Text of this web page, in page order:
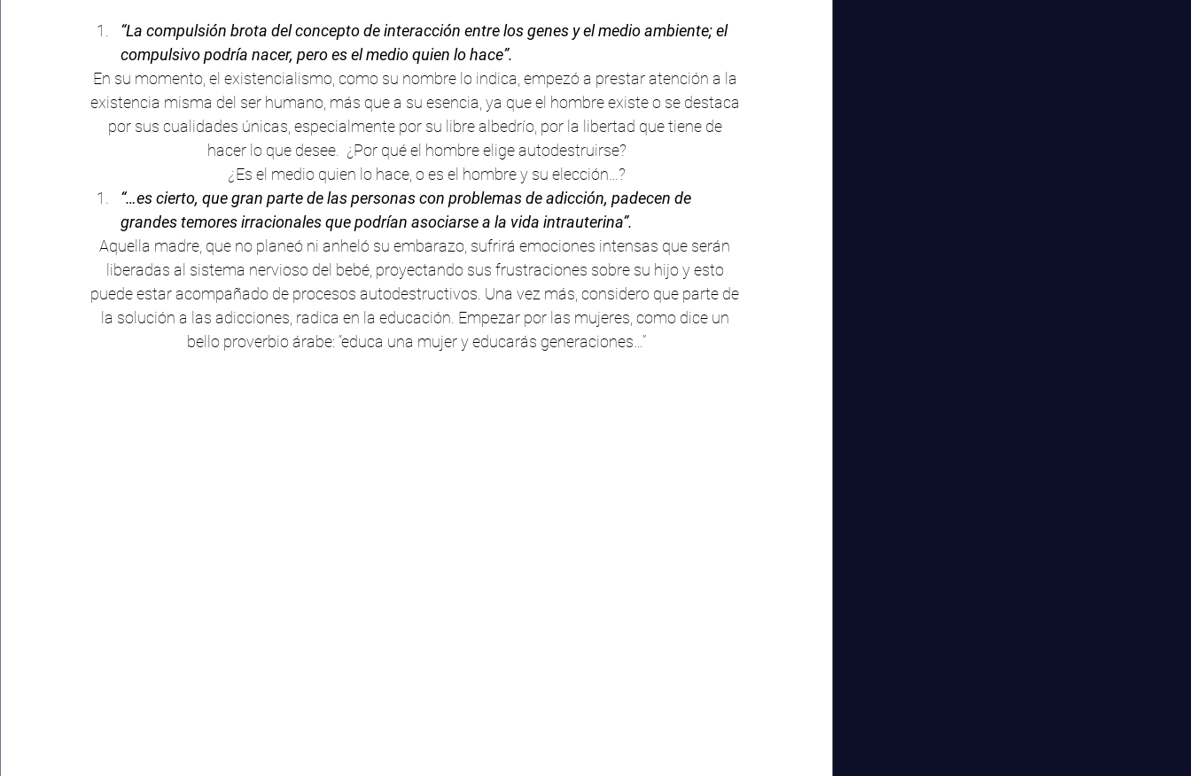
“La compulsión brota del concepto de interacción entre los genes y el medio ambiente; el
compulsivo podría nacer, pero es el medio quien lo hace”.
En su momento, el existencialismo, como su nombre lo indica, empezó a prestar atención a la
existencia misma del ser humano, más que a su esencia, ya que el hombre existe o se destaca
por sus cualidades únicas, especialmente por su libre albedrío, por la libertad que tiene de
hacer lo que desee.  ¿Por qué el hombre elige autodestruirse?
¿Es el medio quien lo hace, o es el hombre y su elección…?
“…es cierto, que gran parte de las personas con problemas de adicción, padecen de
grandes temores irracionales que podrían asociarse a la vida intrauterina”.
Aquella madre, que no planeó ni anheló su embarazo, sufrirá emociones intensas que serán
liberadas al sistema nervioso del bebé, proyectando sus frustraciones sobre su hijo y esto
puede estar acompañado de procesos autodestructivos. Una vez más, considero que parte de
la solución a las adicciones, radica en la educación. Empezar por las mujeres, como dice un
bello proverbio árabe: “educa una mujer y educarás generaciones…”